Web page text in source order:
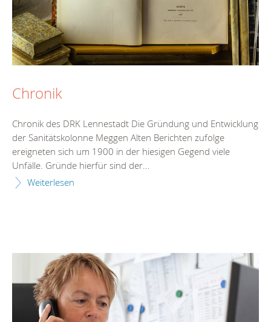
Chronik
Chronik des DRK Lennestadt Die Gründung und Entwicklung
der Sanitätskolonne Meggen Alten Berichten zufolge
ereigneten sich um 1900 in der hiesigen Gegend viele
Unfälle. Gründe hierfür sind der...
Weiterlesen